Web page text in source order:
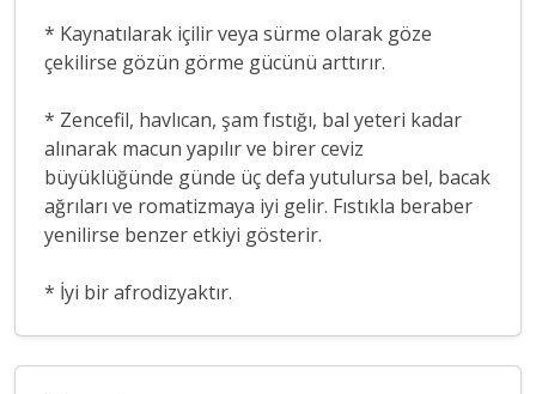
* Kaynatılarak içilir veya sürme olarak göze
çekilirse gözün görme gücünü arttırır.
* Zencefil, havlıcan, şam fıstığı, bal yeteri kadar
alınarak macun yapılır ve birer ceviz
büyüklüğünde günde üç defa yutulursa bel, bacak
ağrıları ve romatizmaya iyi gelir. Fıstıkla beraber
yenilirse benzer etkiyi gösterir.
* İyi bir afrodizyaktır.